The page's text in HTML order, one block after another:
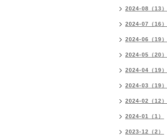
2024-08（13）
2024-07（16）
2024-06（19）
2024-05（20）
2024-04（19）
2024-03（19）
2024-02（12）
2024-01（1）
2023-12（2）